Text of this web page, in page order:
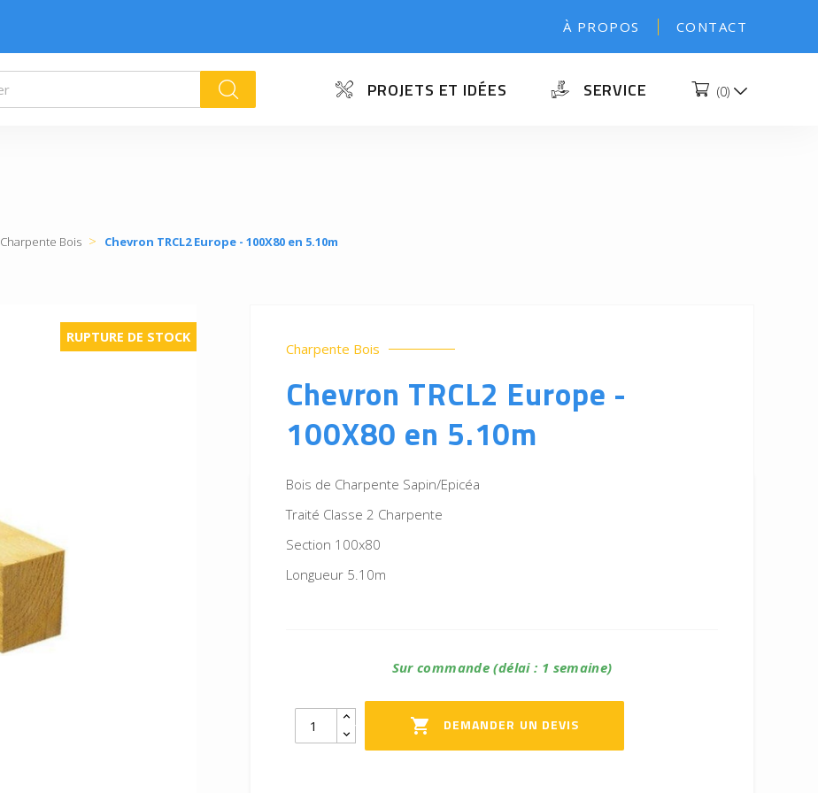
À PROPOS CONTACT
k PROJETS ET IDÉES SERVICE (0)
Charpente Bois Chevron TRCL2 Europe - 100X80 en 5.10m
RUPTURE DE STOCK
Charpente Bois
Chevron TRCL2 Europe -
100X80 en 5.10m
Bois de Charpente Sapin/Epicéa
Traité Classe 2 Charpente
Section 100x80
Longueur 5.10m
Sur commande (délai : 1 semaine)
 DEMANDER UN DEVIS